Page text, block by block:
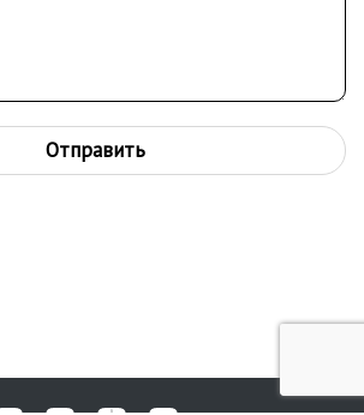
Отправить